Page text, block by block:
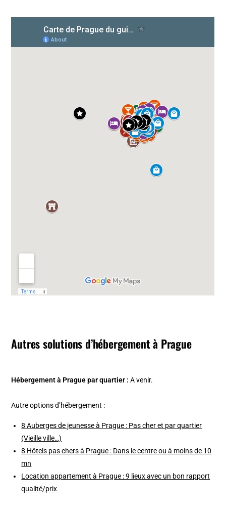
Autres solutions d’hébergement à Prague
Hébergement à Prague par quartier : A venir.
Autre options d’hébergement :
8 Auberges de jeunesse à Prague : Pas cher et par quartier
(Vieille ville…)
8 Hôtels pas chers à Prague : Dans le centre ou à moins de 10
mn
Location appartement à Prague : 9 lieux avec un bon rapport
qualité/prix